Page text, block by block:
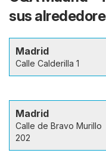
sus
Madrid
Calle Calderilla 1
Madrid
Calle de Bravo Murillo
202